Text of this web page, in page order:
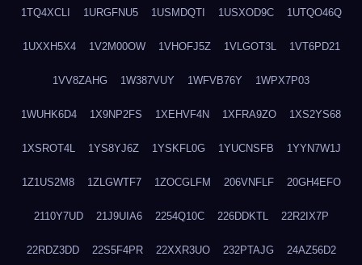
1TQ4XCLI 1URGFNU5 1USMDQTI 1USXOD9C 1UTQO46Q
1UXXH5X4 1V2M00OW 1VHOFJ5Z 1VLGOT3L 1VT6PD21
1VV8ZAHG 1W387VUY 1WFVB76Y 1WPX7P03
1WUHK6D4 1X9NP2FS 1XEHVF4N 1XFRA9ZO 1XS2YS68
1XSROT4L 1YS8YJ6Z 1YSKFL0G 1YUCNSFB 1YYN7W1J
1Z1US2M8 1ZLGWTF7 1ZOCGLFM 206VNFLF 20GH4EFO
2110Y7UD 21J9UIA6 2254Q10C 226DDKTL 22R2IX7P
22RDZ3DD 22S5F4PR 22XXR3UO 232PTAJG 24AZ56D2